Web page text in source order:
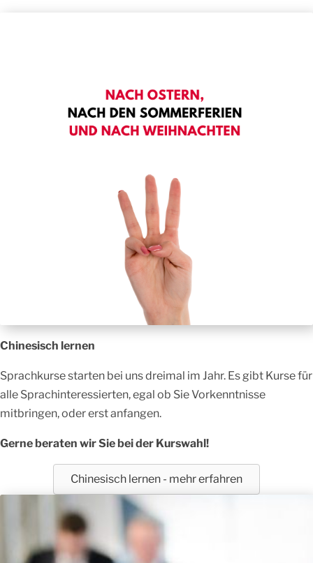
Chinesisch lernen
Sprachkurse starten bei uns dreimal im Jahr. Es gibt Kurse für
alle Sprachinteressierten, egal ob Sie Vorkenntnisse
mitbringen, oder erst anfangen.
Gerne beraten wir Sie bei der Kurswahl!
Chinesisch lernen - mehr erfahren